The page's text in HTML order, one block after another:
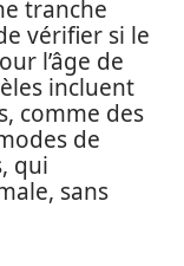
tranche
vérifier si le
l’âge de
incluent
comme des
de
qui
sans